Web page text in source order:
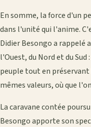
En somme, la force d'un
dans l'unité qui l'anime.
Didier Besongo a rappelé
l'Ouest, du Nord et du
peuple tout en
mêmes valeurs, où que
La caravane contée
Besongo apporte son